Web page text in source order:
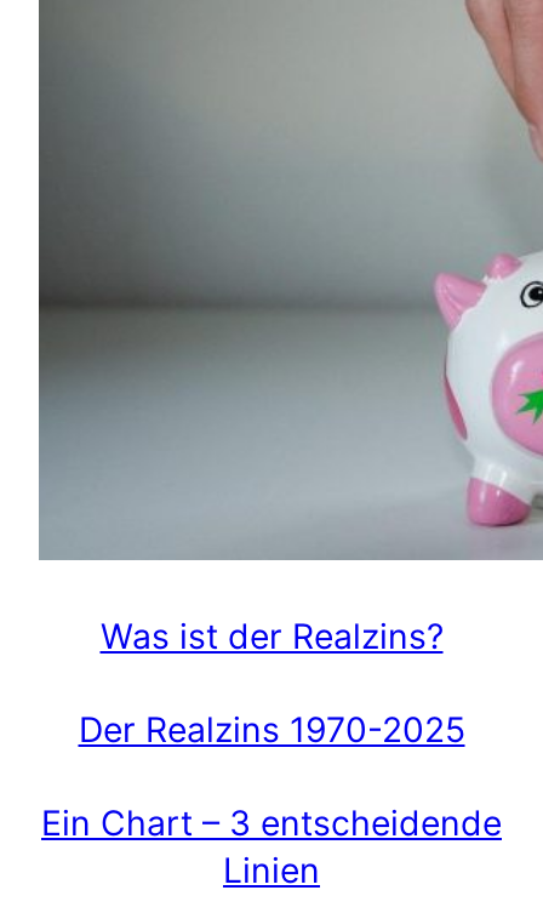
Was ist der Realzins?
Der Realzins 1970-2025
Ein Chart – 3 entscheidende
Linien